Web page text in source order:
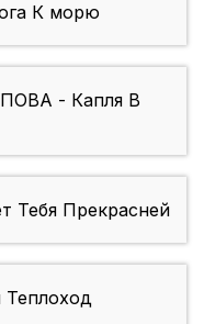
К морю
- Капля В
Прекрасней